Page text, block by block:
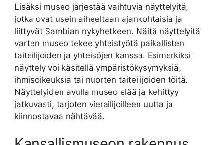
Lisäksi museo järjestää vaihtuvia näyttelyitä,
jotka ovat usein aiheeltaan ajankohtaisia ja
liittyvät Sambian nykyhetkeen. Näitä näyttelyitä
varten museo tekee yhteistyötä paikallisten
taiteilijoiden ja yhteisöjen kanssa. Esimerkiksi
näyttely voi käsitellä ympäristökysymyksiä,
ihmisoikeuksia tai nuorten taiteilijoiden töitä.
Näyttelyiden avulla museo elää ja kehittyy
jatkuvasti, tarjoten vierailijoilleen uutta ja
kiinnostavaa nähtävää.